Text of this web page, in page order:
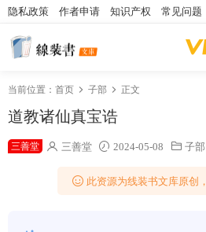
隐私政策 作者申请 知识产权 常见问题
当前位置： 首页 子部 正文
道教诸仙真宝诰
三善堂 三善堂 2024-05-08 子部
此资源为线装书文库原创